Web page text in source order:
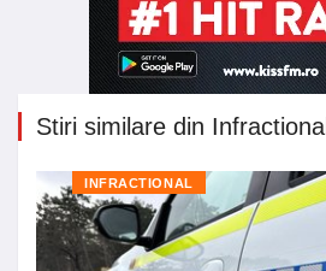
Stiri similare din Infractional
INFRACTIONAL